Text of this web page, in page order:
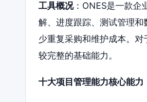
工具概况：ONES是一款企
解、进度跟踪、测试管理
少重复采购和维护成本。
较完整的基础能力。
十大项目管理能力核心能力